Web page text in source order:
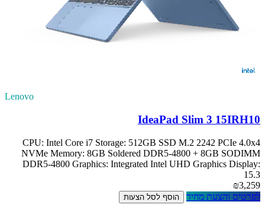
Lenovo
IdeaPad Slim 3 15IRH10
CPU: Intel Core i7 Storage: 512GB SSD M.2 2242 PCIe 4.0x4
NVMe Memory: 8GB Soldered DDR5-4800 + 8GB SODIMM
DDR5-4800 Graphics: Integrated Intel UHD Graphics Display:
15.3
₪3,259
לפרטים והצעת מחיר
הוסף לסל הצעות